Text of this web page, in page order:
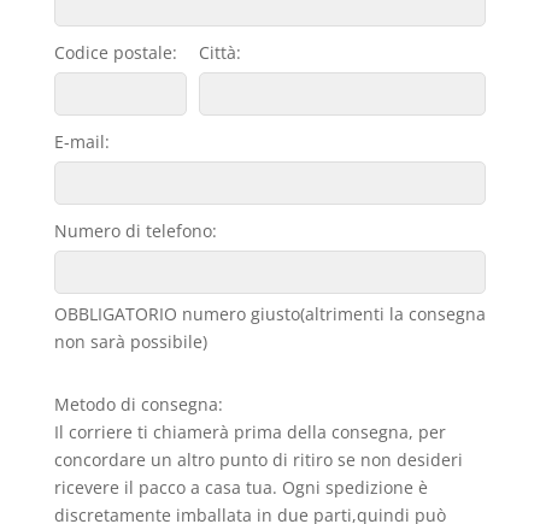
Codice postale: Città:
E-mail:
Numero di telefono:
OBBLIGATORIO numero giusto(altrimenti la consegna
non sarà possibile)
Metodo di consegna:
Il corriere ti chiamerà prima della consegna, per
concordare un altro punto di ritiro se non desideri
ricevere il pacco a casa tua. Ogni spedizione è
discretamente imballata in due parti,quindi può